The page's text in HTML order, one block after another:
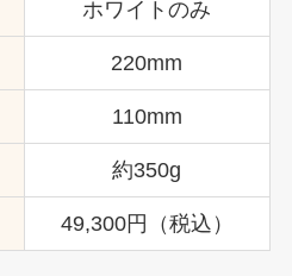
ホワイトのみ
220mm
110mm
約350g
49,300円（税込）